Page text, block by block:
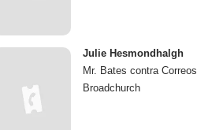
Julie Hesmondhalgh
Mr. Bates contra Correos
Broadchurch